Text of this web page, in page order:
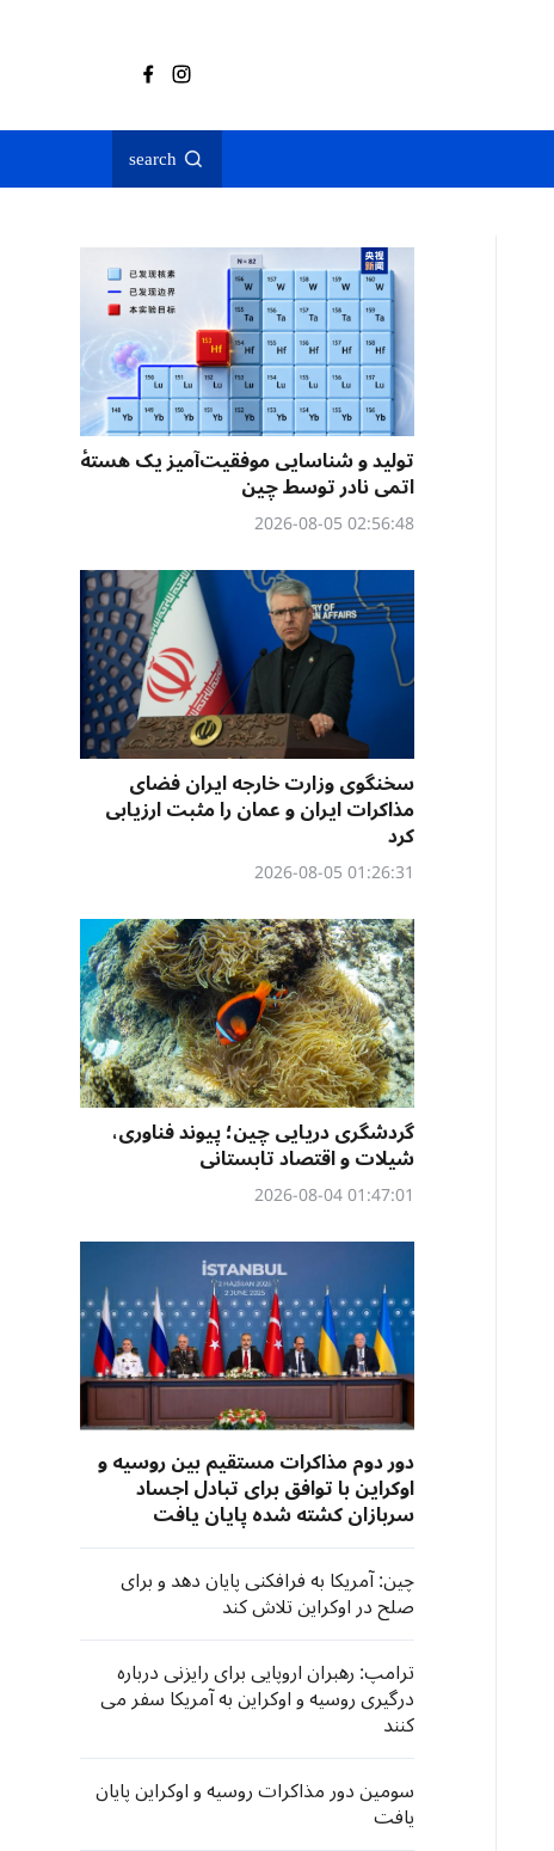
search
تولید و شناسایی موفقیت‌آمیز یک هستهٔ
اتمی نادر توسط چین
02:56:48 2026-08-05
سخنگوی وزارت خارجه ایران فضای
مذاکرات ایران و عمان را مثبت ارزیابی
کرد
01:26:31 2026-08-05
گردشگری دریایی چین؛ پیوند فناوری،
شیلات و اقتصاد تابستانی
01:47:01 2026-08-04
دور دوم مذاکرات مستقیم بین روسیه و
اوکراین با توافق برای تبادل اجساد
سربازان کشته شده پایان یافت
چین: آمریکا به فرافکنی پایان دهد و برای
صلح در اوکراین تلاش کند
ترامپ: رهبران اروپایی برای رایزنی درباره
درگیری روسیه و اوکراین به آمریکا سفر می
کنند
سومین دور مذاکرات روسیه و اوکراین پایان
یافت